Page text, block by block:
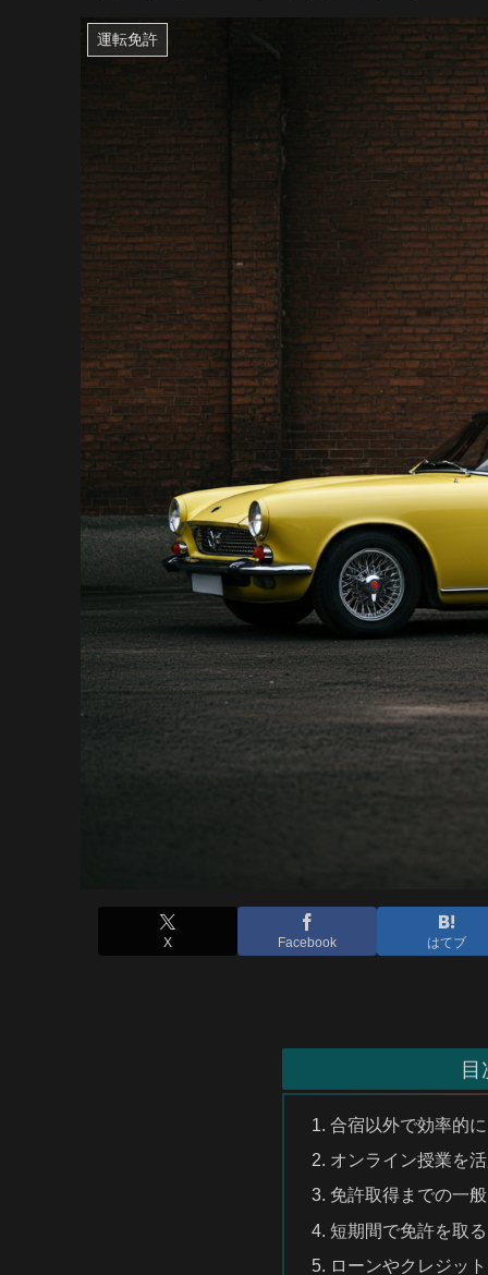
運転免許
X Facebook はてブ
目
合宿以外で効率的
オンライン授業を
免許取得までの一
短期間で免許を取
ローンやクレジッ